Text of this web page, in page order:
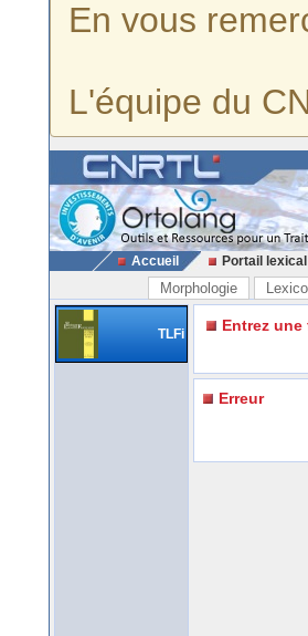
En vous
L'équipe du
Accueil Portail lexical
Morphologie
TLFi Entrez une
Erreur